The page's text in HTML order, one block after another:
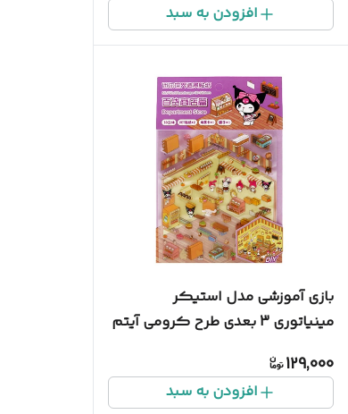
افزودن به سبد
بازی آموزشی مدل استیکر
مینیاتوری 3 بعدی طرح کرومی آیتم
129,000
افزودن به سبد